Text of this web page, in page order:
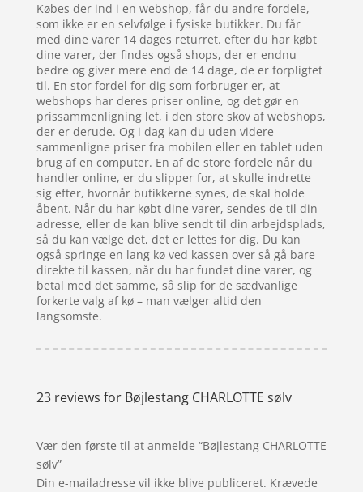
Købes der ind i en webshop, får du andre fordele,
som ikke er en selvfølge i fysiske butikker. Du får
med dine varer 14 dages returret. efter du har købt
dine varer, der findes også shops, der er endnu
bedre og giver mere end de 14 dage, de er forpligtet
til. En stor fordel for dig som forbruger er, at
webshops har deres priser online, og det gør en
prissammenligning let, i den store skov af webshops,
der er derude. Og i dag kan du uden videre
sammenligne priser fra mobilen eller en tablet uden
brug af en computer. En af de store fordele når du
handler online, er du slipper for, at skulle indrette
sig efter, hvornår butikkerne synes, de skal holde
åbent. Når du har købt dine varer, sendes de til din
adresse, eller de kan blive sendt til din arbejdsplads,
så du kan vælge det, det er lettes for dig. Du kan
også springe en lang kø ved kassen over så gå bare
direkte til kassen, når du har fundet dine varer, og
betal med det samme, så slip for de sædvanlige
forkerte valg af kø – man vælger altid den
langsomste.
23 reviews for Bøjlestang CHARLOTTE sølv
Vær den første til at anmelde “Bøjlestang CHARLOTTE
sølv”
Din e-mailadresse vil ikke blive publiceret. Krævede